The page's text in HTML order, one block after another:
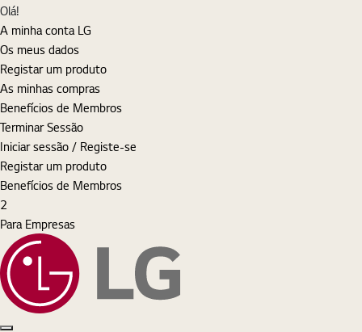
MyLG
Olá!
A minha conta LG
Os meus dados
Registar um produto
As minhas compras
Benefícios de Membros
Terminar Sessão
Iniciar sessão / Registe-se
Registar um produto
Benefícios de Membros
Cart
2
Para Empresas
Pesquisar
Iniciar sessão
MyLG
Cart